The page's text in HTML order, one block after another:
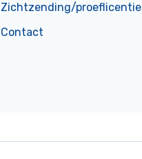
Zichtzending/proeflicentie
Contact